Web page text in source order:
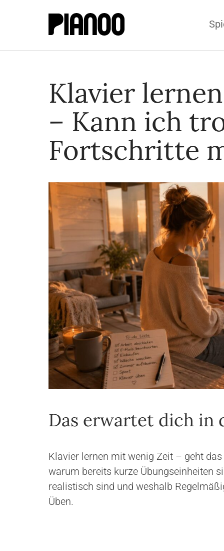
Klavier
– Kann ich
Fortschritte
Das erwartet dich in
Klavier lernen mit wenig Zeit – geht
warum bereits kurze Übungseinheiten
realistisch sind und weshalb
Üben.